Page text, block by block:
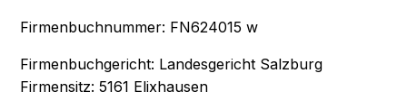
Firmenbuchnummer: FN624015 w
Firmenbuchgericht: Landesgericht Salzburg
Firmensitz: 5161 Elixhausen